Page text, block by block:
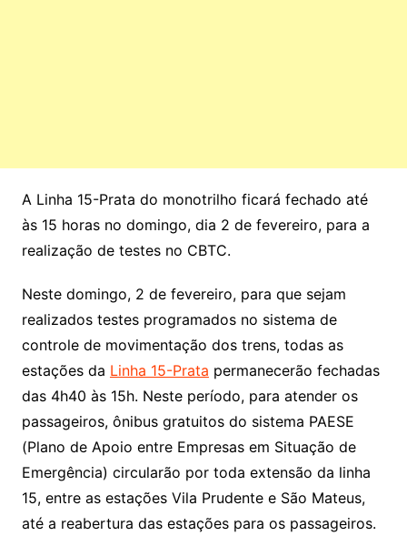
A Linha 15-Prata do monotrilho ficará fechado até
às 15 horas no domingo, dia 2 de fevereiro, para a
realização de testes no CBTC.
Neste domingo, 2 de fevereiro, para que sejam
realizados testes programados no sistema de
controle de movimentação dos trens, todas as
estações da Linha 15-Prata permanecerão fechadas
das 4h40 às 15h. Neste período, para atender os
passageiros, ônibus gratuitos do sistema PAESE
(Plano de Apoio entre Empresas em Situação de
Emergência) circularão por toda extensão da linha
15, entre as estações Vila Prudente e São Mateus,
até a reabertura das estações para os passageiros.